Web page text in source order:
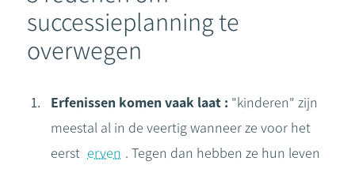
successieplanning te
overwegen
Erfenissen komen vaak laat : "kinderen" zijn
meestal al in de veertig wanneer ze voor het
eerst erven . Tegen dan hebben ze hun leven